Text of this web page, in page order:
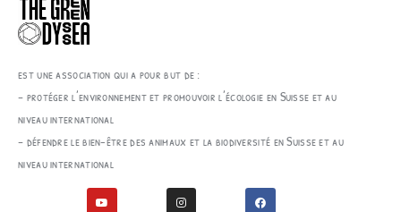
est une association qui a pour but de :
– protéger l’environnement et promouvoir l’écologie en Suisse et au
niveau international
– défendre le bien-être des animaux et la biodiversité en Suisse et au
niveau international